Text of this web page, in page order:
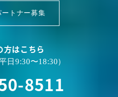
ートナー募集
方はこちら
日9:30〜18:30）
8511